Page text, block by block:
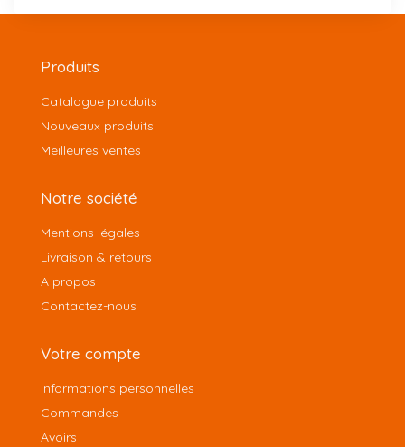
Produits
Catalogue produits
Nouveaux produits
Meilleures ventes
Notre société
Mentions légales
Livraison & retours
A propos
Contactez-nous
Votre compte
Informations personnelles
Commandes
Avoirs